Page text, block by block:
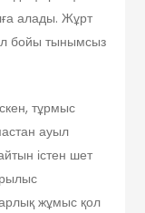
алады. Жұрт
бойы тынымсыз
тұрмыс
ауыл
істен шет
жұмыс қол